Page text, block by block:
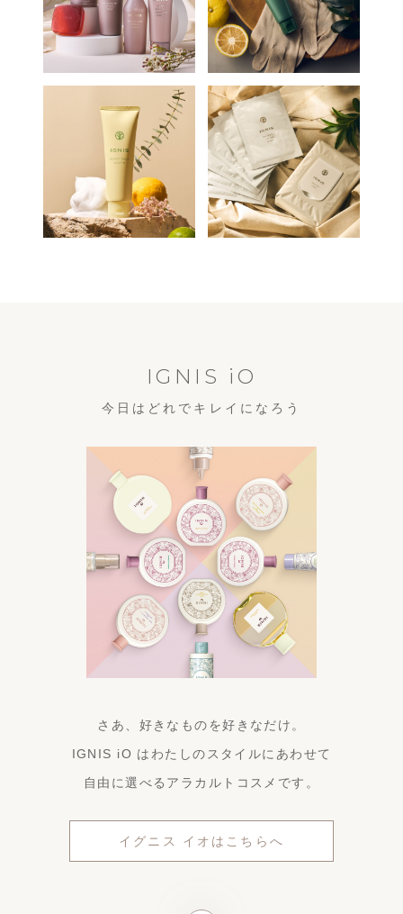
IGNIS iO
今日はどれでキレイになろう
さあ、好きなものを好きなだけ。
IGNIS iO はわたしのスタイルにあわせて
自由に選べるアラカルトコスメです。
イグニス イオはこちらへ